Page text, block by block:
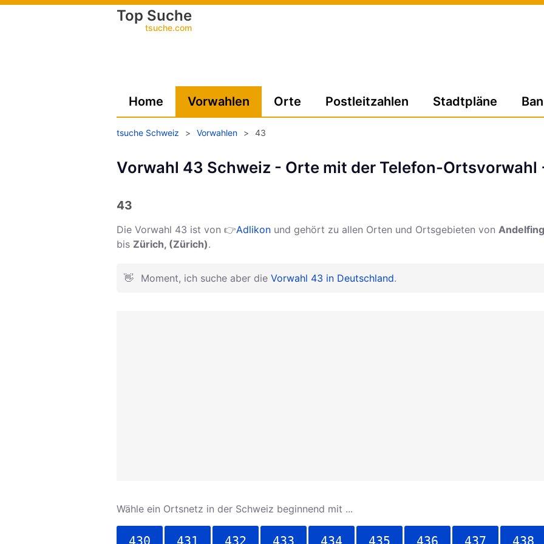
Top Suche
tsuche.com
Home Vorwahlen Orte Postleitzahlen Stadtpläne
tsuche Schweiz > Vorwahlen > 43
Vorwahl 43 Schweiz - Orte mit der Telefon-Ortsvorwahl
43
Die Vorwahl 43 ist von 👉Adlikon und gehört zu allen Orten und Ortsgebieten von
bis Zürich, (Zürich).
👋 Moment, ich suche aber die Vorwahl 43 in Deutschland.
Wähle ein Ortsnetz in der Schweiz beginnend mit ...
430 431 432 433 434 435 436 437 438